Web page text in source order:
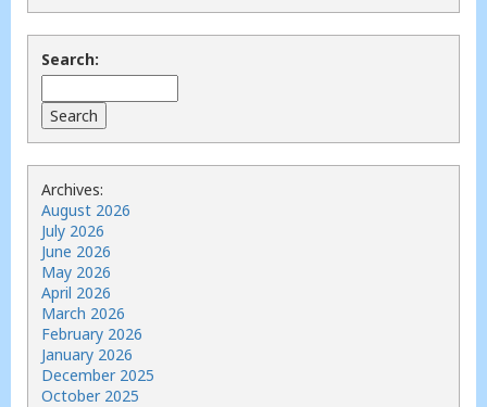
Search:
Archives:
August 2026
July 2026
June 2026
May 2026
April 2026
March 2026
February 2026
January 2026
December 2025
October 2025